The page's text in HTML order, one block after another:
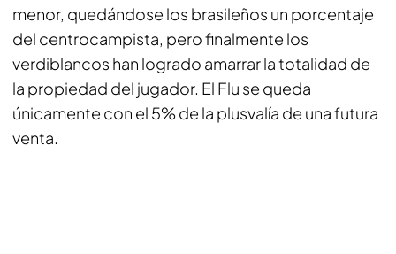
menor, quedándose los brasileños un porcentaje
del centrocampista, pero finalmente los
verdiblancos han logrado amarrar la totalidad de
la propiedad del jugador. El Flu se queda
únicamente con el 5% de la plusvalía de una futura
venta.